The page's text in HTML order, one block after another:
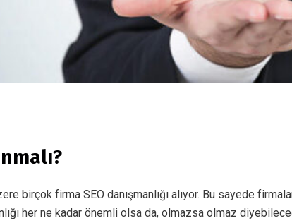
birçok firma SEO danışmanlığı alıyor. Bu sayede
her ne kadar önemli olsa da, olmazsa olmaz